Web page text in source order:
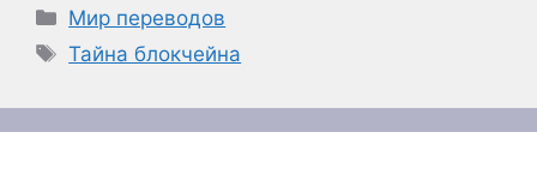
Рубрики
Мир переводов
Метки
Тайна блокчейна